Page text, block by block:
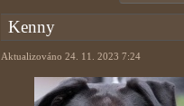
Kenny
Aktualizováno 24. 11. 2023 7:24